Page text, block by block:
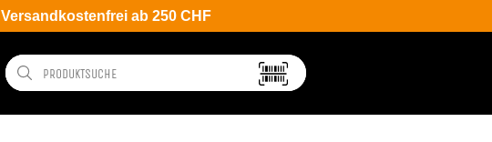
Versandkostenfrei ab 250 CHF